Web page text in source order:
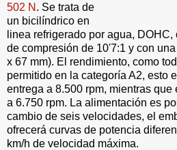
502 N . Se trata de
un bicilíndrico en
linea refrigerado por agua,
de compresión de 10'7:1 y con
x 67 mm). El rendimiento, como
permitido en la categoría A2, esto
entrega a 8.500 rpm, mientras que
a 6.750 rpm. La alimentación es
cambio de seis velocidades, el
ofrecerá curvas de potencia
km/h de velocidad máxima.